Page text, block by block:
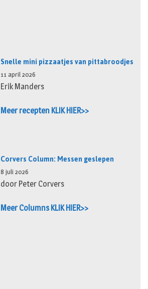
Snelle mini pizzaatjes van pittabroodjes
11 april 2026
Erik Manders
Meer recepten KLIK HIER>>
Corvers Column: Messen geslepen
8 juli 2026
door Peter Corvers
Meer Columns KLIK HIER>>